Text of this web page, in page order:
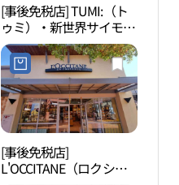
[事後免税店] TUMI:（ト
ゥミ）・新世界サイモン
プレミアムアウトレット
ヨジュ（驪州）店(투미
신세계사이먼프리미엄아
울렛 여주점)
[事後免税店]
L'OCCITANE（ロクシタ